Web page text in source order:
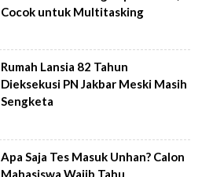
Cocok untuk Multitasking
Rumah Lansia 82 Tahun
Dieksekusi PN Jakbar Meski Masih
Sengketa
Apa Saja Tes Masuk Unhan? Calon
Mahasiswa Wajib Tahu